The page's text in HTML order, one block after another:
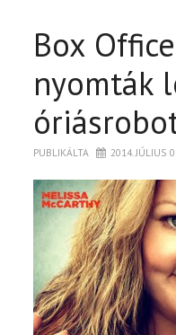
Box
nyomták
PUBLIKÁLTA 2014. JÚLIUS